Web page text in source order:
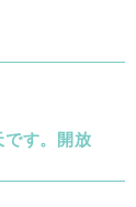
す。開放